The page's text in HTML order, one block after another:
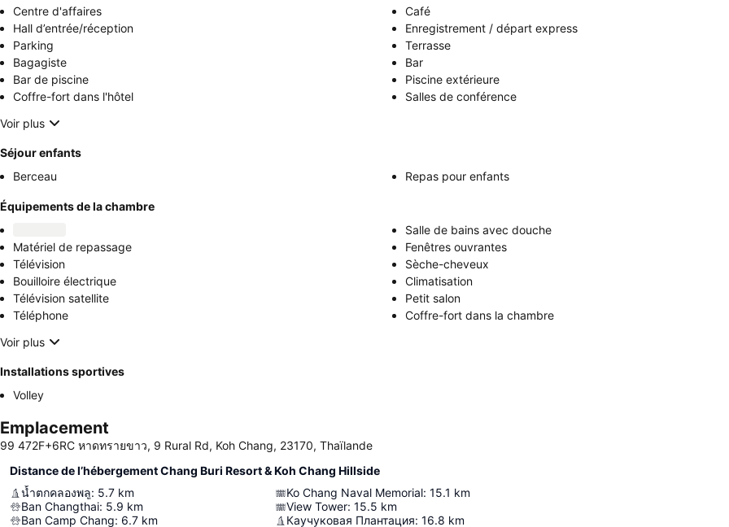
Centre d'affaires
Café
Hall d’entrée/réception
Enregistrement / départ express
Parking
Terrasse
Bagagiste
Bar
Bar de piscine
Piscine extérieure
Coffre-fort dans l'hôtel
Salles de conférence
Voir plus
Séjour enfants
Berceau
Repas pour enfants
Équipements de la chambre
Salle de bains avec douche
Matériel de repassage
Fenêtres ouvrantes
Télévision
Sèche-cheveux
Bouilloire électrique
Climatisation
Télévision satellite
Petit salon
Téléphone
Coffre-fort dans la chambre
Voir plus
Installations sportives
Volley
Emplacement
99 472F+6RC หาดทรายขาว, 9 Rural Rd, Koh Chang, 23170, Thaïlande
Distance de l’hébergement Chang Buri Resort & Koh Chang Hillside
น้ำตกคลองพลู: 5.7 km
Ban Changthai: 5.9 km
Ban Camp Chang: 6.7 km
Ko Chang Naval Memorial: 15.1 km
View Tower: 15.5 km
Каучуковая Плантация: 16.8 km